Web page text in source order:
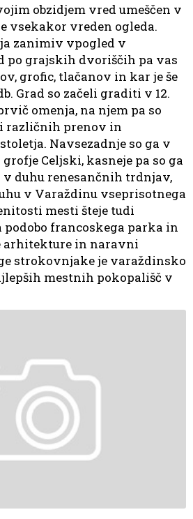
obzidjem vred umeščen v
vsekakor vreden ogleda.
zanimiv vpogled v
po grajskih dvoriščih pa vas
grofic, tlačanov in kar je še
Grad so začeli graditi v 12.
omenja, na njem pa so
različnih prenov in
Navsezadnje so ga v
Celjski, kasneje pa so ga
duhu renesančnih trdnjav,
v Varaždinu vseprisotnega
mesti šteje tudi
francoskega parka in
arhitekture in naravni
strokovnjake je varaždinsko
mestnih pokopališč v